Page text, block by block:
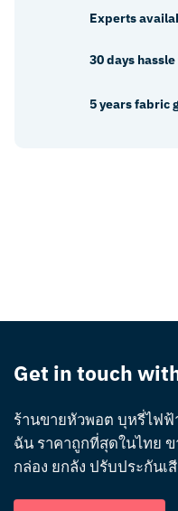
Experts
30 days
5 years fabric
Get in touch
ร้านขายหัวพอต บุหรี่ไฟฟ้
ฉัน ราคาถูกที่สุดในไทย
กล่อง ยกลัง ปรับประกันเ